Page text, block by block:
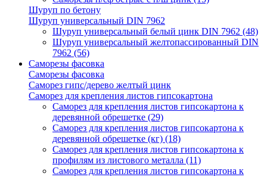
Шуруп по бетону
Шуруп универсальный DIN 7962
Шуруп универсальный белый цинк DIN 7962 (48)
Шуруп универсальный желтопассированный DIN
7962 (56)
Саморезы фасовка
Саморезы фасовка
Саморез гипс/дерево желтый цинк
Саморез для крепления листов гипсокартона
Саморез для крепления листов гипсокартона к
деревянной обрешетке (29)
Саморез для крепления листов гипсокартона к
деревянной обрешетке (кг) (18)
Саморез для крепления листов гипсокартона к
профилям из листового металла (11)
Саморез для крепления листов гипсокартона к